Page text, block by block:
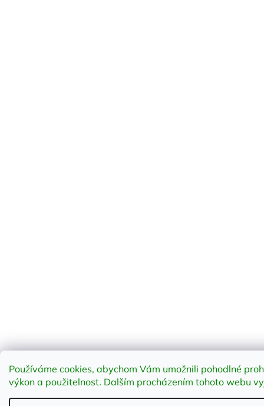
Používáme cookies, abychom Vám umožnili pohodlné
výkon a použitelnost. Dalším procházením tohoto webu